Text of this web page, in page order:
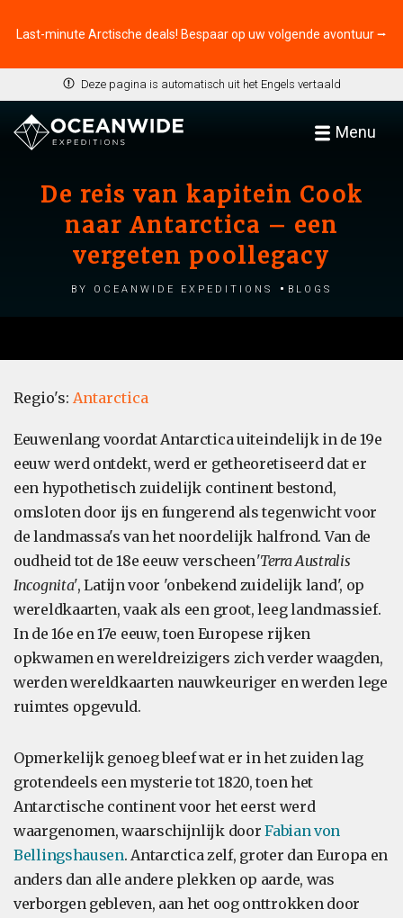
Last-minute Arctische deals! Bespaar op uw volgende avontuur ⭢
Deze pagina is automatisch uit het Engels vertaald
Menu
De reis van kapitein Cook
naar Antarctica – een
vergeten poollegacy
by Oceanwide Expeditions Blogs
Regio's: Antarctica
Eeuwenlang voordat Antarctica uiteindelijk in de 19e
eeuw werd ontdekt, werd er getheoretiseerd dat er
een hypothetisch zuidelijk continent bestond,
omsloten door ijs en fungerend als tegenwicht voor
de landmassa's van het noordelijk halfrond. Van de
oudheid tot de 18e eeuw verscheen'Terra Australis
Incognita', Latijn voor 'onbekend zuidelijk land', op
wereldkaarten, vaak als een groot, leeg landmassief.
In de 16e en 17e eeuw, toen Europese rijken
opkwamen en wereldreizigers zich verder waagden,
werden wereldkaarten nauwkeuriger en werden lege
ruimtes opgevuld.
Opmerkelijk genoeg bleef wat er in het zuiden lag
grotendeels een mysterie tot 1820, toen het
Antarctische continent voor het eerst werd
waargenomen, waarschijnlijk doorFabian von
Bellingshausen. Antarctica zelf, groter dan Europa en
anders dan alle andere plekken op aarde, was
verborgen gebleven, aan het oog onttrokken door